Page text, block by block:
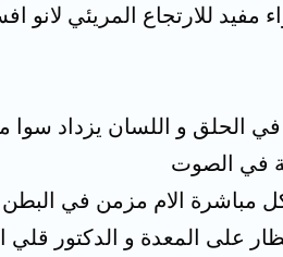
الحلق و اللسان يزداد سوا
في الصوت
مباشرة الام مزمن في البطن
على المعدة و الدكتور قلي